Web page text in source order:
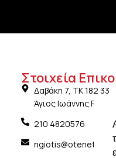
Στοιχεία
Δαβάκη 7, ΤΚ 182 33
Άγιος Ιωάννης Ρέντης
210 4820576
ngiotis@otenet.gr